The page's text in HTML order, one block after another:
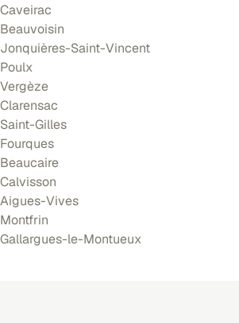
Saint-Vincent
Gilles
Vives
le-Montueux